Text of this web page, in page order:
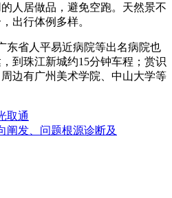
人居做品，避免空跑。天然景不
出行体例多样。
省人平易近病院等出名病院也
到珠江新城约15分钟车程；赏识
边有广州美术学院、中山大学等
取通
阐发、问题根源诊断及